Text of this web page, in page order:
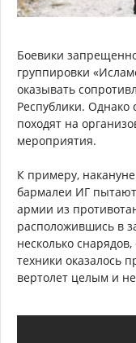
Боевики
группировки
оказывать
Республики. Однако
походят на
мероприятия.
К примеру,
бармалеи ИГ
армии из
расположившись в
несколько
техники оказалось
вертолет целым и